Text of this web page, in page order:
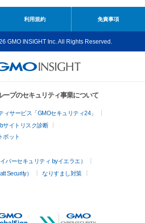
利用規約 免責事項
GMO INSIGHT Inc. All Rights Reserved.
ープのセキュリティ事業について
サービス「GMOセキュリティ24」
サイトリスク診断
ボット
バーセキュリティ byイエラエ）
Security）
なりすまし対策